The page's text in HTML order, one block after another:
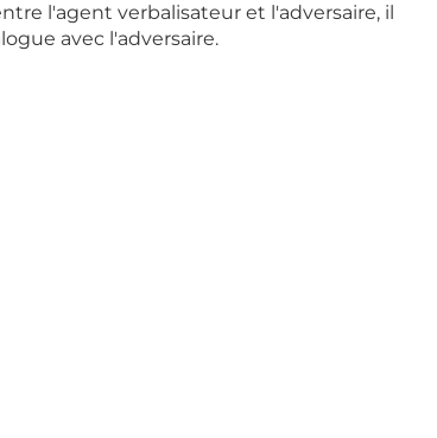
l'agent verbalisateur et l'adversaire, il
avec l'adversaire.